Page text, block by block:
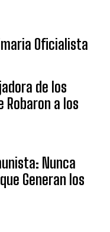
Oficialista
de los
Robaron a los
Nunca
Generan los